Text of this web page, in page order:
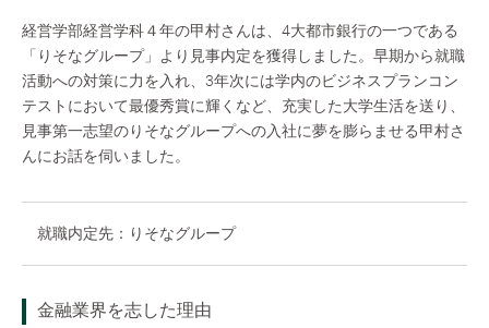
経営学部経営学科４年の甲村さんは、4大都市銀行の一つである
「りそなグループ」より見事内定を獲得しました。早期から就職
活動への対策に力を入れ、3年次には学内のビジネスプランコン
テストにおいて最優秀賞に輝くなど、充実した大学生活を送り、
見事第一志望のりそなグループへの入社に夢を膨らませる甲村さ
んにお話を伺いました。
就職内定先：りそなグループ
金融業界を志した理由